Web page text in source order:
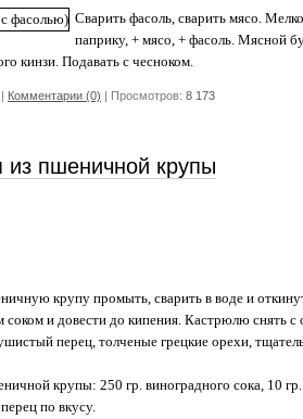
Сварить фасоль, сварить мясо.
паприку, + мясо, + фасоль. Мясной
кинзи. Подавать с чесноком.
| Комментарии (0) | Просмотров: 8 173
из пшеничной крупы
крупу промыть, сварить в воде и
соком и довести до кипения. Кастрюлю снять
перец, толченые грецкие орехи,
крупы: 250 гр. виноградного сока, 10
по вкусу.